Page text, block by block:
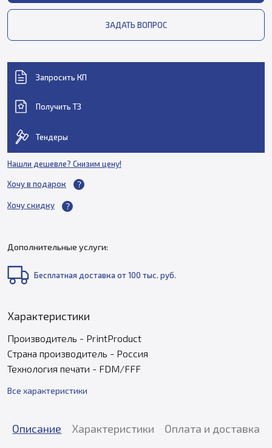
ЗАДАТЬ ВОПРОС
Запросить КП
Получить ТЗ
Тендеры
Нашли дешевле? Снизим цену!
Хочу в подарок
Хочу скидку
Дополнительные услуги:
Бесплатная доставка от 100 тыс. руб.
Характеристики
Производитель - PrintProduct
Страна производитель - Россия
Технология печати - FDM/FFF
Все характеристики
Описание Характеристики Оплата и доставка